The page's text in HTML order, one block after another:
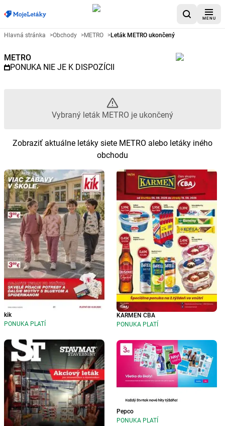
MENU
Reklamný leták METRO -
Hlavná stránka >Obchody >METRO >Leták METRO ukončený
METRO
PONUKA NIE JE K DISPOZÍCII
Vybraný leták METRO je ukončený
Zobraziť aktuálne letáky siete METRO alebo letáky iného
obchodu
kik
PONUKA PLATÍ
KARMEN CBA
PONUKA PLATÍ
Pepco
PONUKA PLATÍ